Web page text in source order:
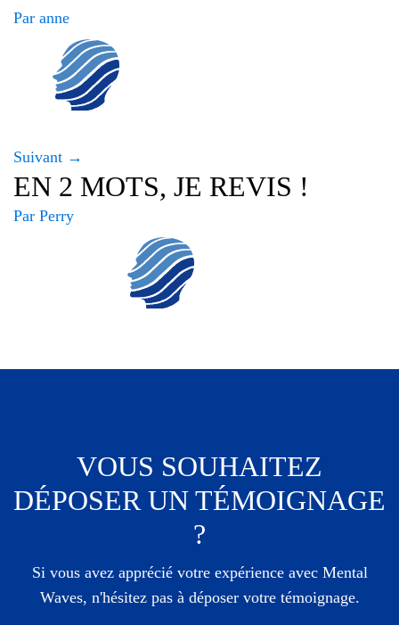
Par anne
Suivant →
EN 2 MOTS, JE REVIS !
Par Perry
VOUS SOUHAITEZ
DÉPOSER UN TÉMOIGNAGE
?
Si vous avez apprécié votre expérience avec Mental
Waves, n'hésitez pas à déposer votre témoignage.